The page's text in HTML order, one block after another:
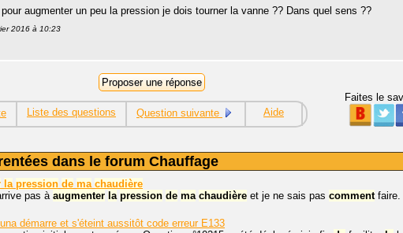
augmenter un peu la pression je dois tourner la vanne ?? Dans quel sens ??
2016 à 10:23
Liste des questions Question suivante Aide
Faites le
dans le forum Chauffage
la pression de ma chaudière
pas à augmenter la pression de ma chaudière et je ne sais pas comment faire.
démarre et s'éteint aussitôt code erreur E133